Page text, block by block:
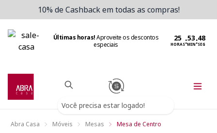
10% de Cashback em todas as compras!
Últimas horas!Aproveite os descontos
especiais
HORAS:MIN:SEG
Você precisa estar logado!
Abra Casa Móveis Mesas Mesa de Centro